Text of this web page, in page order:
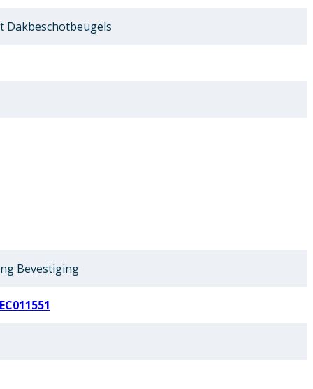
Dakbeschotbeugels
Bevestiging